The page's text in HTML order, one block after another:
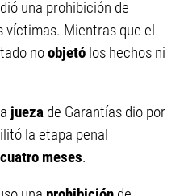
una prohibición de
víctimas. Mientras que el
noobjetó los hechos ni
jueza de Garantías dio por
la etapa penal
cuatro meses.